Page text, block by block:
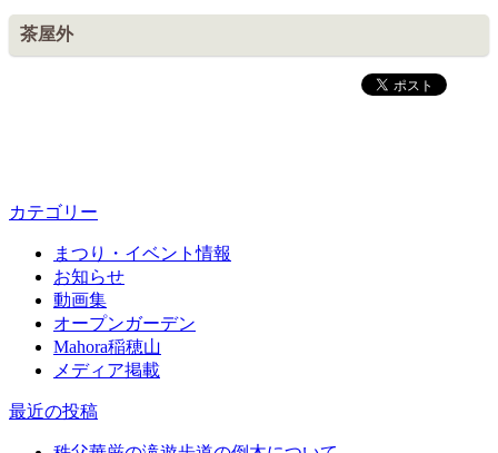
皆野町のイベントやお祭り、花情報等の最新情報や観光協会会員
茶屋外
カテゴリー
まつり・イベント情報
お知らせ
動画集
オープンガーデン
Mahora稲穂山
メディア掲載
最近の投稿